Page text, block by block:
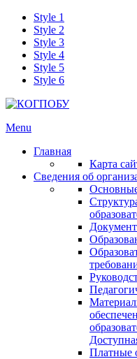
Style 1
Style 2
Style 3
Style 4
Style 5
Style 6
Menu
Главная
Карта
Сведения об
Платные